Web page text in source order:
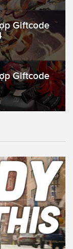
Giftcode
Giftcode